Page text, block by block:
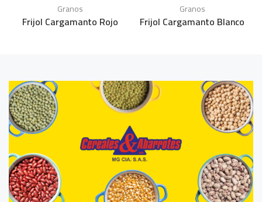
Granos
Frijol Cargamanto Rojo
Granos
Frijol Cargamanto Blanco